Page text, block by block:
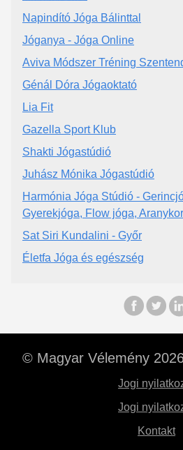
Napindító Jóga Bálinttal
Jóganya - Jóga Online
Aviva Módszer Tréning
Génál Dóra Jógaoktató
Lia Fit
Gazella Sport Klub
Shakti Jógastúdió
Juhász Mónika Jógastúdió
Harmónia Jóga Stúdió -
Gyerekjóga, Flow jóga,
Sat Siri Kundalini - Győr
Életfa Jóga és egészség
© Magyar Vélemény
Jogi
Jogi
Kontakt